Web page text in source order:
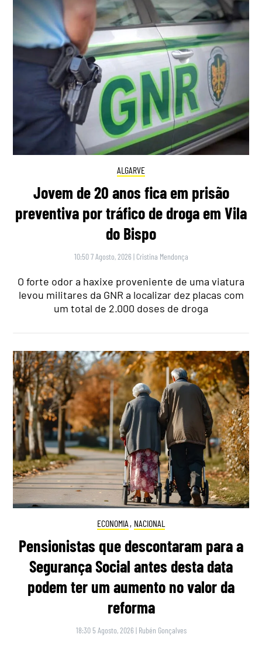
ALGARVE
Jovem de 20 anos fica em prisão
preventiva por tráfico de droga em Vila
do Bispo
10:50 7 Agosto, 2026 | Cristina Mendonça
O forte odor a haxixe proveniente de uma viatura
levou militares da GNR a localizar dez placas com
um total de 2.000 doses de droga
ECONOMIA , NACIONAL
Pensionistas que descontaram para a
Segurança Social antes desta data
podem ter um aumento no valor da
reforma
18:30 5 Agosto, 2026 | Rubén Gonçalves